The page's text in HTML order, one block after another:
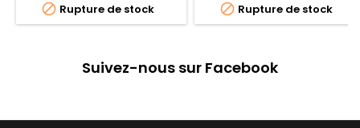
 Rupture de stock  Rupture de stock
Suivez-nous sur Facebook